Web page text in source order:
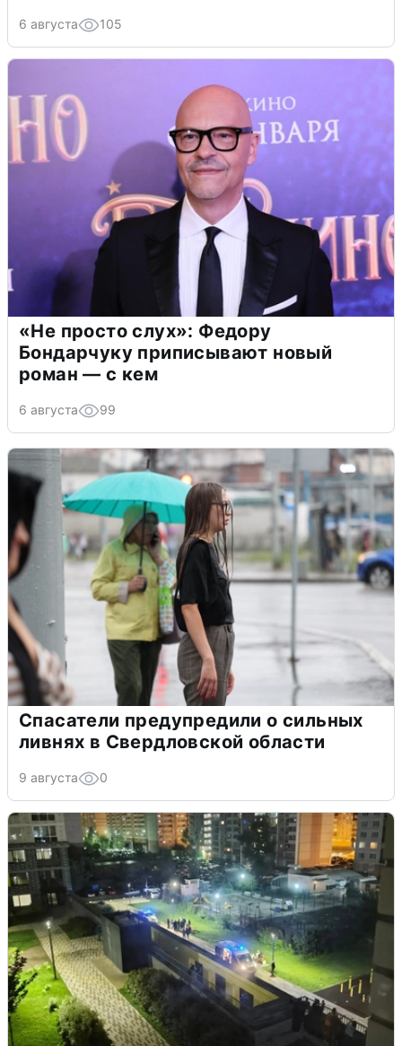
6 августа 105
«Не просто слух»: Федору
Бондарчуку приписывают новый
роман — с кем
6 августа 99
Спасатели предупредили о сильных
ливнях в Свердловской области
9 августа 0